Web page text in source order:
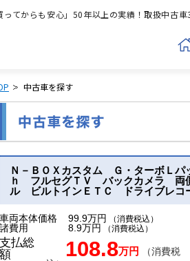
てからも安心」50年以上の実績！取扱中古車
中古車を探す
Ｎ－ＢＯＸカスタム Ｇ・ターボＬ
ｈ フルセグＴＶ バックカメラ 両
ル ビルトインＥＴＣ ドライブレコ
車両本体価格 99.9万円 （消費税込）
諸費用 8.9万円 （消費税込）
支払総
額
108.8万円
（消費税